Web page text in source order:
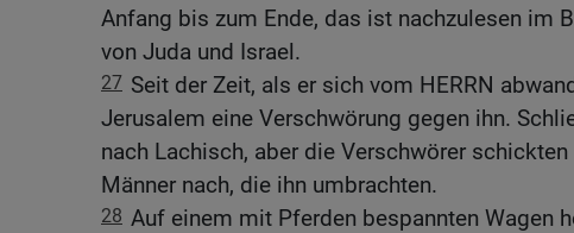
Anfang bis zum Ende, das ist nachzulesen im
von Juda und Israel.
27 Seit der Zeit, als er sich vom HERRN
Jerusalem eine Verschwörung gegen ihn.
nach Lachisch, aber die Verschwörer
Männer nach, die ihn umbrachten.
28 Auf einem mit Pferden bespannten Wagen